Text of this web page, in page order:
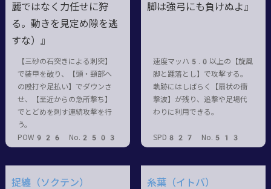
麗ではなく力任せに狩
る。動きを見定め隙を逃
すな）』
【三砂の石突きによる刺突】
で装甲を破り、【頭・頸部へ
の殴打や足払い】でダウンさ
せ、【至近からの急所撃ち】
でとどめを刺す連続攻撃を行
う。
POW926 No.2503
脚は強弓にも負けぬよ』
速度マッハ5.0以上の【旋風
脚と踵落とし】で攻撃する。
軌跡にはしばらく【扇状の衝
撃波】が残り、追撃や足場代
わりに利用できる。
SPD827 No.513
捉纏（ソクテン）
糸葉（イトバ）